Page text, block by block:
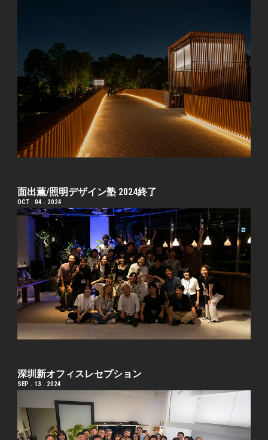
面出薫/照明デザイン塾 2024終了
OCT . 04 . 2024
深圳新オフィスレセプション
SEP . 13 . 2024